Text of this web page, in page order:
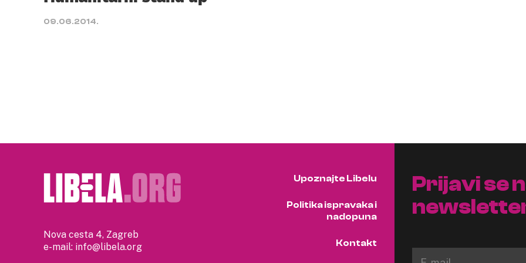
09.06.2014.
Nova cesta 4, Zagreb
e-mail: info@libela.org
Upoznajte Libelu
Politika ispravaka i
nadopuna
Kontakt
Prijavi se